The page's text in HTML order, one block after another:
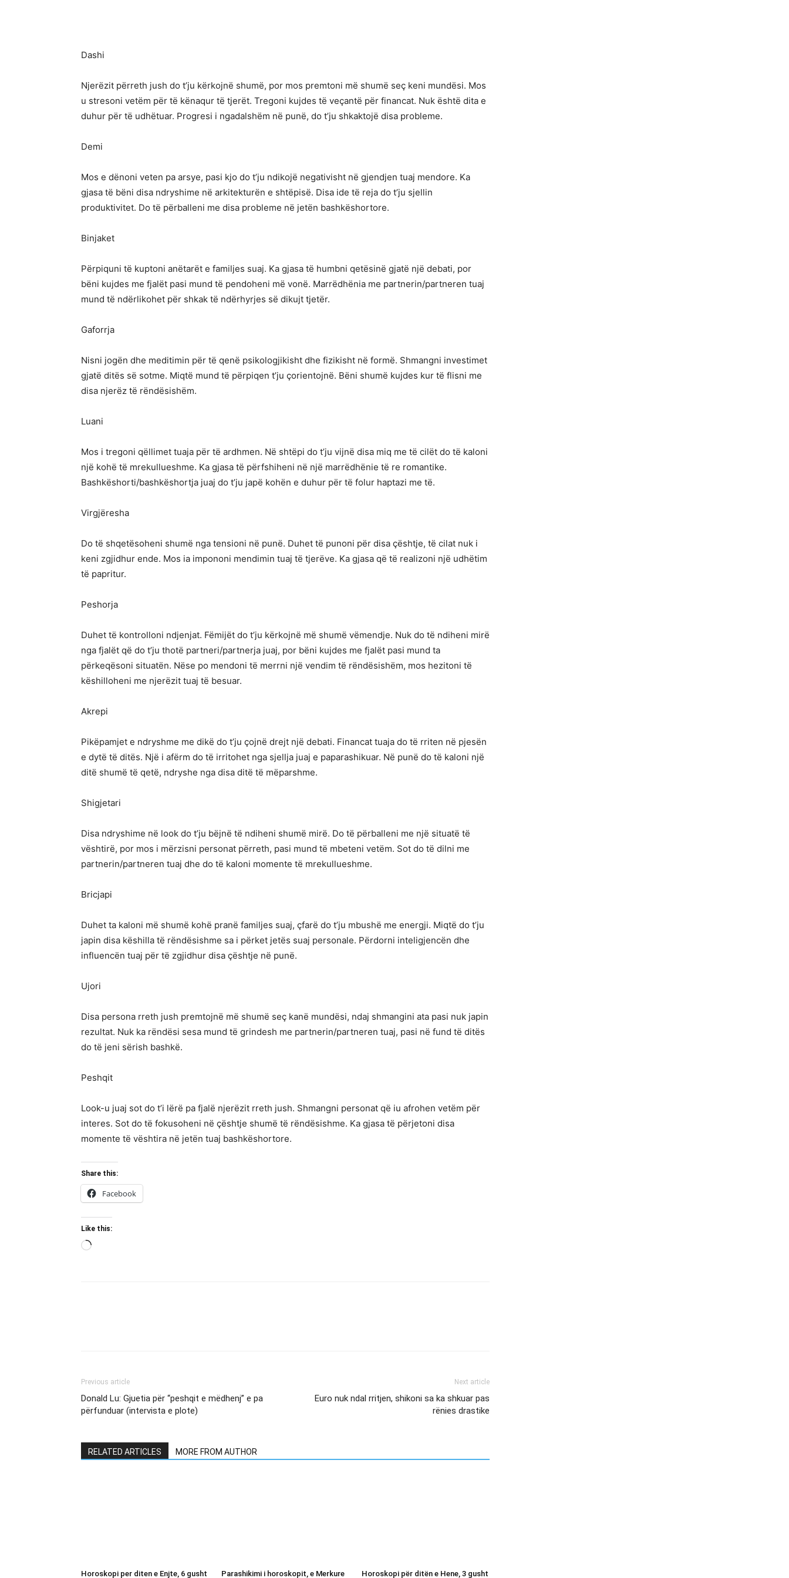
Dashi
Njerëzit përreth jush do t’ju kërkojnë shumë, por mos premtoni më shumë seç keni mundësi. Mos
u stresoni vetëm për të kënaqur të tjerët. Tregoni kujdes të veçantë për financat. Nuk është dita e
duhur për të udhëtuar. Progresi i ngadalshëm në punë, do t’ju shkaktojë disa probleme.
Demi
Mos e dënoni veten pa arsye, pasi kjo do t’ju ndikojë negativisht në gjendjen tuaj mendore. Ka
gjasa të bëni disa ndryshime në arkitekturën e shtëpisë. Disa ide të reja do t’ju sjellin
produktivitet. Do të përballeni me disa probleme në jetën bashkëshortore.
Binjaket
Përpiquni të kuptoni anëtarët e familjes suaj. Ka gjasa të humbni qetësinë gjatë një debati, por
bëni kujdes me fjalët pasi mund të pendoheni më vonë. Marrëdhënia me partnerin/partneren tuaj
mund të ndërlikohet për shkak të ndërhyrjes së dikujt tjetër.
Gaforrja
Nisni jogën dhe meditimin për të qenë psikologjikisht dhe fizikisht në formë. Shmangni investimet
gjatë ditës së sotme. Miqtë mund të përpiqen t’ju çorientojnë. Bëni shumë kujdes kur të flisni me
disa njerëz të rëndësishëm.
Luani
Mos i tregoni qëllimet tuaja për të ardhmen. Në shtëpi do t’ju vijnë disa miq me të cilët do të kaloni
një kohë të mrekullueshme. Ka gjasa të përfshiheni në një marrëdhënie të re romantike.
Bashkëshorti/bashkëshortja juaj do t’ju japë kohën e duhur për të folur haptazi me të.
Virgjëresha
Do të shqetësoheni shumë nga tensioni në punë. Duhet të punoni për disa çështje, të cilat nuk i
keni zgjidhur ende. Mos ia impononi mendimin tuaj të tjerëve. Ka gjasa që të realizoni një udhëtim
të papritur.
Peshorja
Duhet të kontrolloni ndjenjat. Fëmijët do t’ju kërkojnë më shumë vëmendje. Nuk do të ndiheni mirë
nga fjalët që do t’ju thotë partneri/partnerja juaj, por bëni kujdes me fjalët pasi mund ta
përkeqësoni situatën. Nëse po mendoni të merrni një vendim të rëndësishëm, mos hezitoni të
këshilloheni me njerëzit tuaj të besuar.
Akrepi
Pikëpamjet e ndryshme me dikë do t’ju çojnë drejt një debati. Financat tuaja do të rriten në pjesën
e dytë të ditës. Një i afërm do të irritohet nga sjellja juaj e paparashikuar. Në punë do të kaloni një
ditë shumë të qetë, ndryshe nga disa ditë të mëparshme.
Shigjetari
Disa ndryshime në look do t’ju bëjnë të ndiheni shumë mirë. Do të përballeni me një situatë të
vështirë, por mos i mërzisni personat përreth, pasi mund të mbeteni vetëm. Sot do të dilni me
partnerin/partneren tuaj dhe do të kaloni momente të mrekullueshme.
Bricjapi
Duhet ta kaloni më shumë kohë pranë familjes suaj, çfarë do t’ju mbushë me energji. Miqtë do t’ju
japin disa këshilla të rëndësishme sa i përket jetës suaj personale. Përdorni inteligjencën dhe
influencën tuaj për të zgjidhur disa çështje në punë.
Ujori
Disa persona rreth jush premtojnë më shumë seç kanë mundësi, ndaj shmangini ata pasi nuk japin
rezultat. Nuk ka rëndësi sesa mund të grindesh me partnerin/partneren tuaj, pasi në fund të ditës
do të jeni sërish bashkë.
Peshqit
Look-u juaj sot do t’i lërë pa fjalë njerëzit rreth jush. Shmangni personat që iu afrohen vetëm për
interes. Sot do të fokusoheni në çështje shumë të rëndësishme. Ka gjasa të përjetoni disa
momente të vështira në jetën tuaj bashkëshortore.
Share this:
Facebook
Like this:
Previous article
Donald Lu: Gjuetia për “peshqit e mëdhenj” e pa
përfunduar (intervista e plote)
Next article
Euro nuk ndal rritjen, shikoni sa ka shkuar pas
rënies drastike
RELATED ARTICLES MORE FROM AUTHOR
Horoskopi per diten e Enjte, 6 gusht Parashikimi i horoskopit, e Merkure Horoskopi për ditën e Hene, 3 gusht